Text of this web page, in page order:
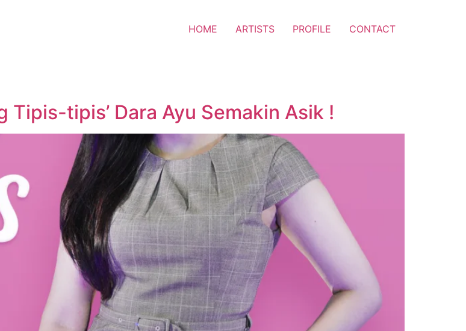
HOME ARTISTS PROFILE CONTACT
Tipis-tipis’ Dara Ayu Semakin Asik !